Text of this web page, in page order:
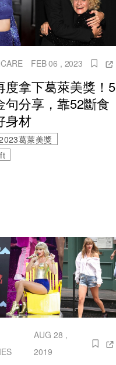
FEB 06 , 2023
度拿下葛萊美獎！5
句分享，靠52斷食
身材
葛萊美獎
AUG 28 ,
2019